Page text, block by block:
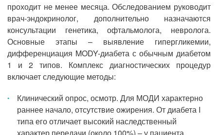
проходит не менее месяца. Обследованием руководит
врач-эндокринолог, дополнительно назначаются
консультации генетика, офтальмолога, невролога.
Основные этапы – выявление гипергликемии,
дифференциация MODY-диабета с обычным диабетом
1 и 2 типов. Комплекс диагностических процедур
включает следующие методы:
Клинический опрос, осмотр. Для МОДИ характерно
раннее начало, отсутствие ожирения. От диабета I
типа его отличает высокий наследственный